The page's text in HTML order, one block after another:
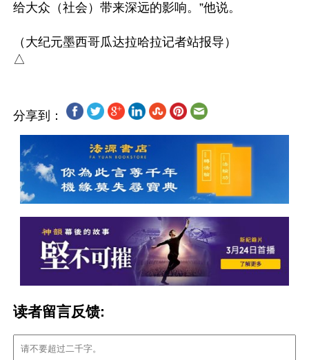
给大众（社会）带来深远的影响。”他说。
（大纪元墨西哥瓜达拉哈拉记者站报导）
分享到：
读者留言反馈: